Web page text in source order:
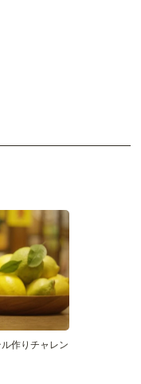
作りチャレン